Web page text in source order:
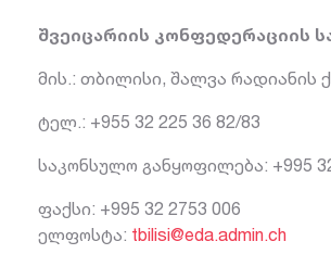
შვეიცარიის კონფედერაციის
მის.: თბილისი, შალვა რადიანის
ტელ.: +955 32 225 36 82/83
საკონსულო განყოფილება: +995
ფაქსი: +995 32 2753 006
ელფოსტა: tbilisi@eda.admin.ch